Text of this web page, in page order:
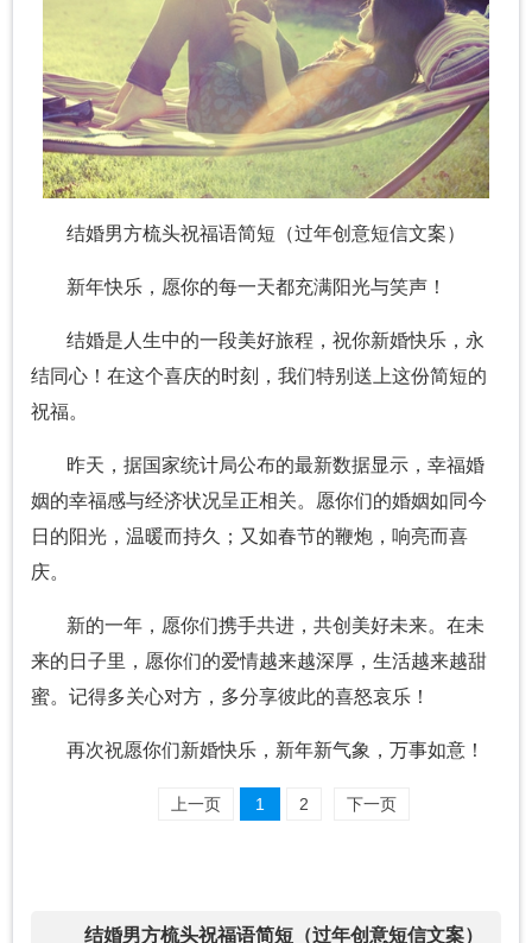
结婚男方梳头祝福语简短（过年创意短信文案）
新年快乐，愿你的每一天都充满阳光与笑声！
结婚是人生中的一段美好旅程，祝你新婚快乐，永
结同心！在这个喜庆的时刻，我们特别送上这份简短的
祝福。
昨天，据国家统计局公布的最新数据显示，幸福婚
姻的幸福感与经济状况呈正相关。愿你们的婚姻如同今
日的阳光，温暖而持久；又如春节的鞭炮，响亮而喜
庆。
新的一年，愿你们携手共进，共创美好未来。在未
来的日子里，愿你们的爱情越来越深厚，生活越来越甜
蜜。记得多关心对方，多分享彼此的喜怒哀乐！
再次祝愿你们新婚快乐，新年新气象，万事如意！
上一页 1 2 下一页
结婚男方梳头祝福语简短（过年创意短信文案）